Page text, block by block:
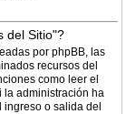
del Sitio"?
por phpBB, las
recursos del
como leer el
la administración ha
o salida del